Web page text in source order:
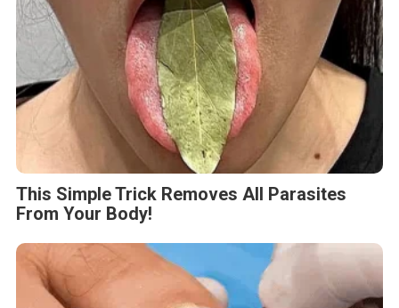
This Simple Trick Removes All Parasites
From Your Body!